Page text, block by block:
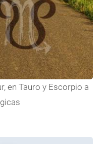
en Tauro y Escorpio a